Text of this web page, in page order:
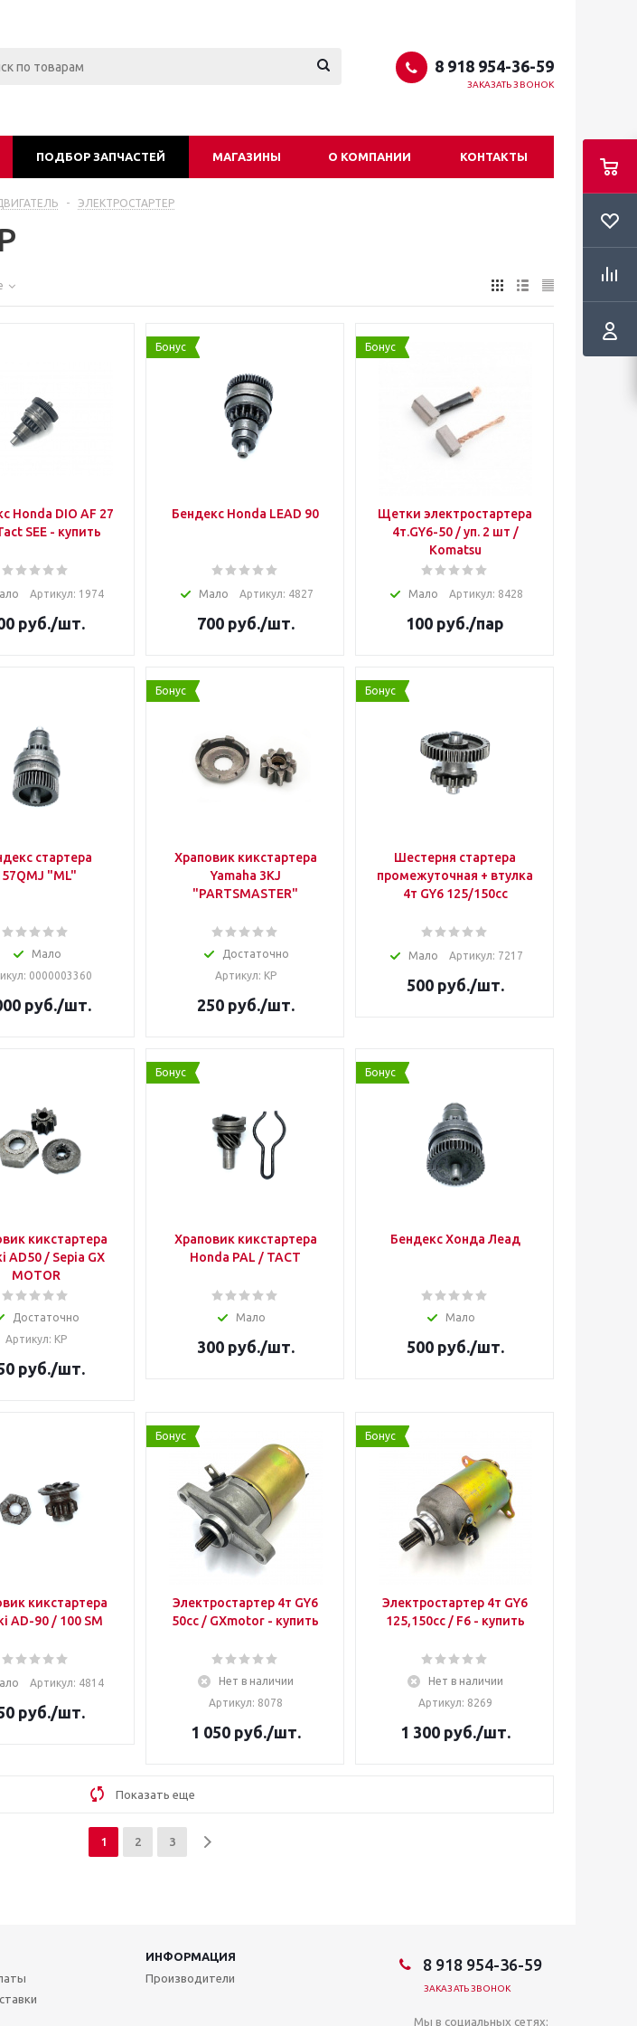
8 918 954-36-59
ЗАКАЗАТЬ ЗВОНОК
ПОДБОР ЗАПЧАСТЕЙ МАГАЗИНЫ О КОМПАНИИ КОНТАКТЫ
- ЭЛЕКТРОСТАРТЕР
Honda DIO AF 27
/ 34 Tact SEE - купить
Артикул: 1974
руб./шт.
Бонус
Бендекс Honda LEAD 90
Мало Артикул: 4827
700руб./шт.
Бонус
Щетки электростартера
4т.GY6-50 / уп. 2 шт /
Коmatsu
Мало Артикул: 8428
100 руб./пар
стартера
"ML"
Мало
0000003360
руб./шт.
Бонус
Храповик кикстартера
Yamaha 3KJ
"PARTSMASTER"
Достаточно
Артикул: КР
250руб./шт.
Бонус
Шестерня стартера
промежуточная + втулка
4т GY6 125/150cc
Мало Артикул: 7217
500руб./шт.
кикстартера
AD50 / Sepia GX
MOTOR
Достаточно
Артикул: КР
руб./шт.
Бонус
Храповик кикстартера
Honda PAL / TACT
Мало
300руб./шт.
Бонус
Бендекс Хонда Леад
Мало
500руб./шт.
кикстартера
AD-90 / 100 SM
Артикул: 4814
руб./шт.
Бонус
Электростартер 4т GY6
50сс / GXmotor - купить
Нет в наличии
Артикул: 8078
1 050руб./шт.
Бонус
Электростартер 4т GY6
125,150сс / F6 - купить
Нет в наличии
Артикул: 8269
1 300руб./шт.
Показать еще
1 2 3
ИНФОРМАЦИЯ
Производители
8 918 954-36-59
ЗАКАЗАТЬ ЗВОНОК
Мы в социальных сетях: